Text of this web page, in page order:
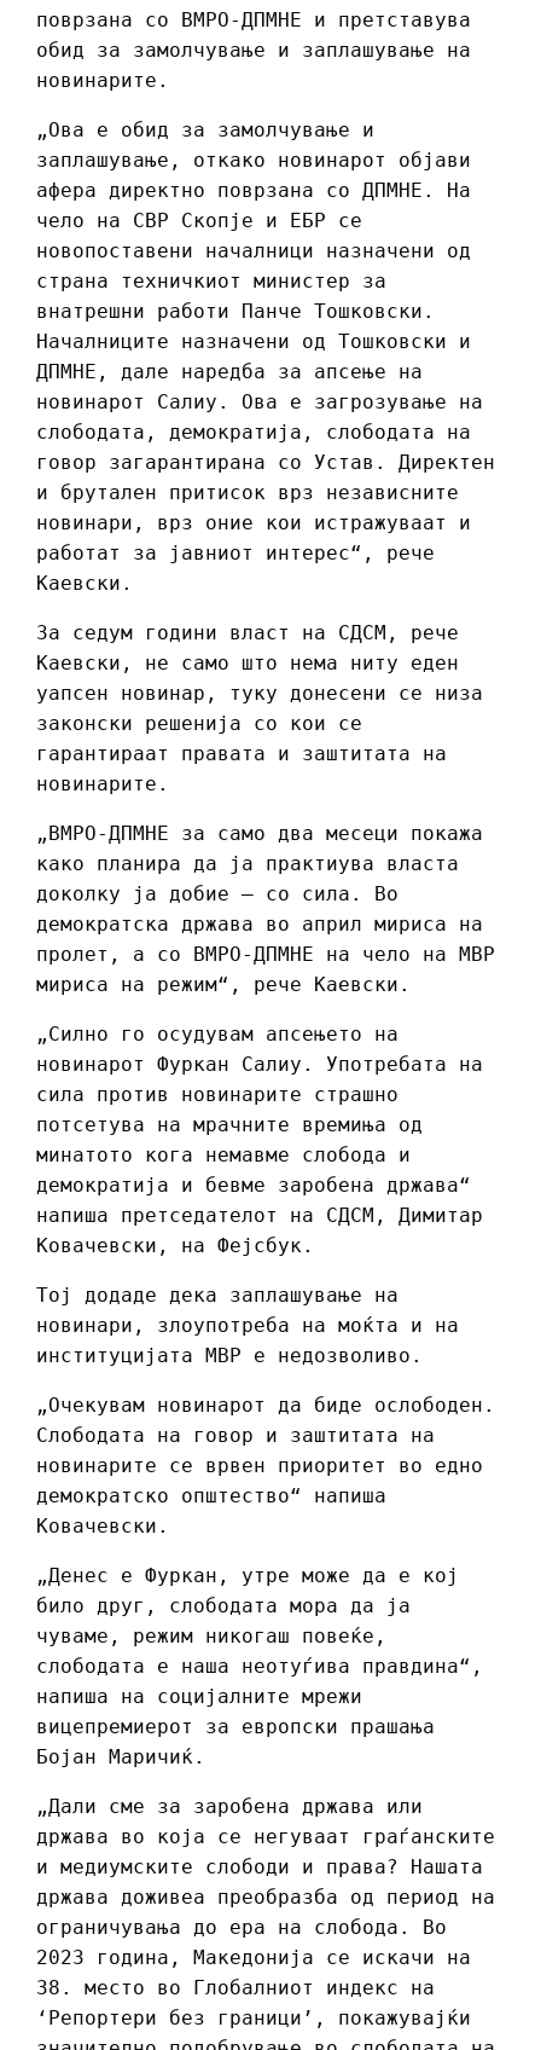
поврзана со ВМРО-ДПМНЕ и претставува
обид за замолчување и заплашување на
новинарите.
„Ова е обид за замолчување и
заплашување, откако новинарот објави
афера директно поврзана со ДПМНЕ. На
чело на СВР Скопје и ЕБР се
новопоставени началници назначени од
страна техничкиот министер за
внатрешни работи Панче Тошковски.
Началниците назначени од Тошковски и
ДПМНЕ, дале наредба за апсење на
новинарот Салиу. Ова е загрозување на
слободата, демократија, слободата на
говор загарантирана со Устав. Директен
и брутален притисок врз независните
новинари, врз оние кои истражуваат и
работат за јавниот интерес“, рече
Каевски.
За седум години власт на СДСМ, рече
Каевски, не само што нема ниту еден
уапсен новинар, туку донесени се низа
законски решенија со кои се
гарантираат правата и заштитата на
новинарите.
„ВМРО-ДПМНЕ за само два месеци покажа
како планира да ја практиува власта
доколку ја добие – со сила. Во
демократска држава во април мириса на
пролет, а со ВМРО-ДПМНЕ на чело на МВР
мириса на режим“, рече Каевски.
„Силно го осудувам апсењето на
новинарот Фуркан Салиу. Употребата на
сила против новинарите страшно
потсетува на мрачните времиња од
минатото кога немавме слобода и
демократија и бевме заробена држава“
напиша претседателот на СДСМ, Димитар
Ковачевски, на Фејсбук.
Тој додаде дека заплашување на
новинари, злоупотреба на моќта и на
институцијата МВР е недозволиво.
„Очекувам новинарот да биде ослободен.
Слободата на говор и заштитата на
новинарите се врвен приоритет во едно
демократско општество“ напиша
Ковачевски.
„Денес е Фуркан, утре може да е кој
било друг, слободата мора да ја
чуваме, режим никогаш повеќе,
слободата е наша неотуѓива правдина“,
напиша на социјалните мрежи
вицепремиерот за европски прашања
Бојан Маричиќ.
„Дали сме за заробена држава или
држава во која се негуваат граѓанските
и медиумските слободи и права? Нашата
држава доживеа преобразба од период на
ограничувања до ера на слобода. Во
2023 година, Македонија се искачи на
38. место во Глобалниот индекс на
‘Репортери без граници’, покажувајќи